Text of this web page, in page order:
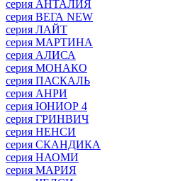
серия АНТАЛИЯ
серия ВЕГА NEW
серия ЛАЙТ
серия МАРТИНА
серия АЛИСА
серия МОНАКО
серия ПАСКАЛЬ
серия АНРИ
серия ЮНИОР 4
серия ГРИНВИЧ
серия НЕНСИ
серия СКАНДИКА
серия НАОМИ
серия МАРИЯ